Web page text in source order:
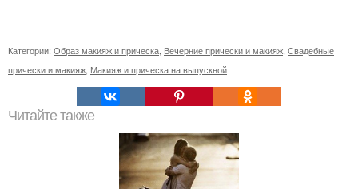
Категории: Образ макияж и прическа, Вечерние прически и макияж, Свадебные
прически и макияж, Макияж и прическа на выпускной
Читайте также